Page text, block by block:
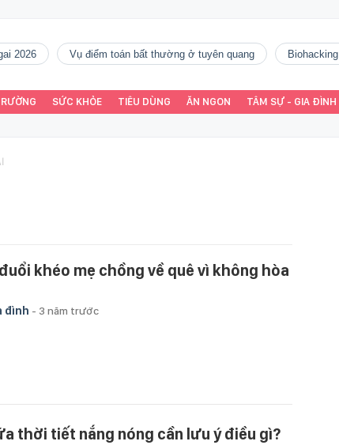
2026 vụ điểm toán bất thường ở tuyên quang Biohacking
SỨC KHỎE TIÊU DÙNG ĂN NGON TÂM SỰ - GIA ĐÌNH
khéo mẹ chồng về quê vì không hòa
đình - 3 năm trước
thời tiết nắng nóng cần lưu ý điều gì?